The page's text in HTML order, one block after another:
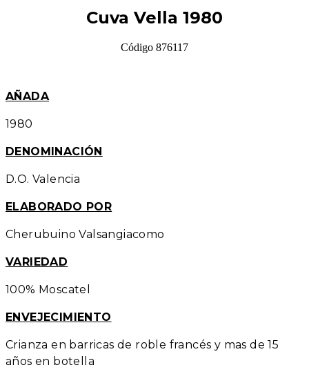
Cuva Vella 1980
Código 876117
AÑADA
1980
DENOMINACIÓN
D.O. Valencia
ELABORADO POR
Cherubuino Valsangiacomo
VARIEDAD
100% Moscatel
ENVEJECIMIENTO
Crianza en barricas de roble francés y mas de 15
años en botella